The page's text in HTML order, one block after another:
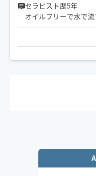
セラピスト歴5年
オイルフリーで水で
ド使用。
基本的に9:30〜19:30